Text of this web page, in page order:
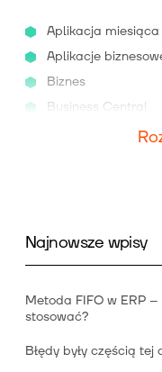
Aplikacja miesiąca
Aplikacje
Biznes
Business Central
Najnowsze wpisy
Metoda FIFO w ERP
stosować?
Błędy były częścią